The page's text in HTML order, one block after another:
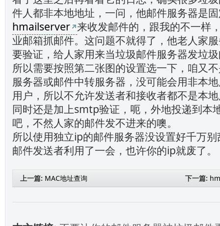
件人都非本地地址，一问，他邮件服务器是
hmailserver 来收发邮件的，跟我的不一样
业邮箱抓邮件。这问题不就得了，他老人家
要验证，给人家用来当垃圾邮件服务器发垃
所以需要按照第二张图的设置选一下，咱又
服务器或邮件中转服务器，没可能会用非本
用户，所以不允许发送者和接收者都不是本
同时还是加上smtp验证，呃，外地投递到本
吧，不然人家的邮件发不进来的噢。
所以使用独立ip的邮件服务器没设置好千万
邮件发送者利用了一会，也许你的ip就废了。
上一篇: MAC地址查询 下一篇: